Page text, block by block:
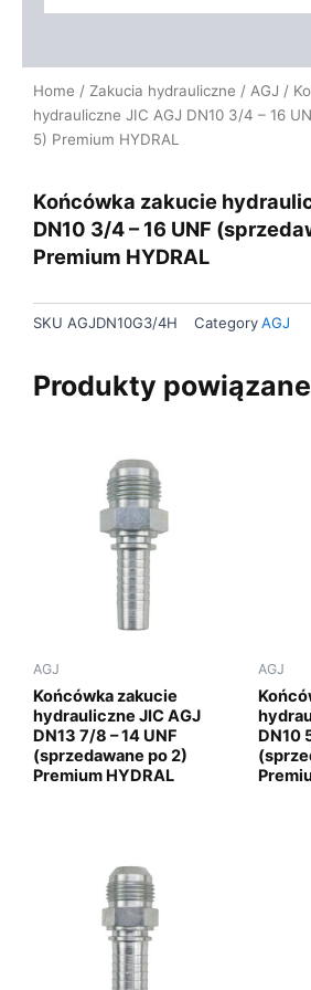
Home / Zakucia hydrauliczne / AGJ /
hydrauliczne JIC AGJ DN10 3/4 – 16
5) Premium HYDRAL
Końcówka zakucie
DN10 3/4 – 16 UNF
Premium HYDRAL
SKU AGJDN10G3/4H CategoryAGJ
Produkty powiązane
AGJ
Końcówka zakucie
hydrauliczne JIC AGJ
DN13 7/8 – 14 UNF
(sprzedawane po 2)
Premium HYDRAL
AGJ
DN10